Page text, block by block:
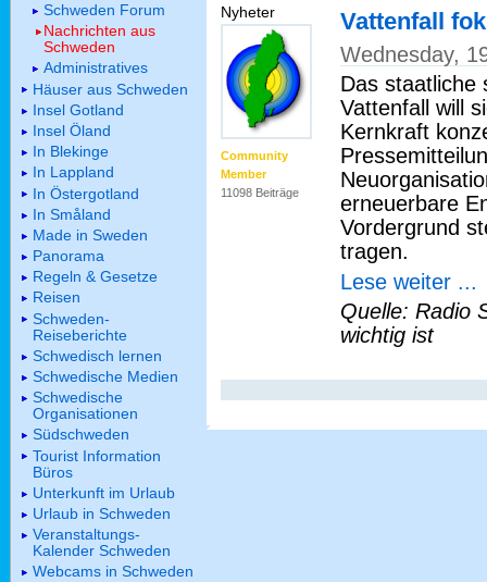
Nyheter
Community
Member
11098 Beiträge
Vattenfall
Wednesday,
Das staatliche
Vattenfall will
Kernkraft
erneuerbare
Vordergrund
tragen.
Lese weiter ...
Quelle: Radio
wichtig ist
Schweden Forum
Nachrichten aus
Schweden
Administratives
Häuser aus Schweden
Insel Gotland
Insel Öland
In Blekinge
In Lappland
In Östergotland
In Småland
Made in Sweden
Panorama
Regeln & Gesetze
Reisen
Schweden-
Reiseberichte
Schwedisch lernen
Schwedische Medien
Schwedische
Organisationen
Südschweden
Tourist Information
Büros
Unterkunft im Urlaub
Urlaub in Schweden
Veranstaltungs-
Kalender Schweden
Webcams in Schweden